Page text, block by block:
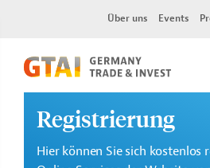
Über uns Events
Registrierung
Hier können Sie sich kostenlos